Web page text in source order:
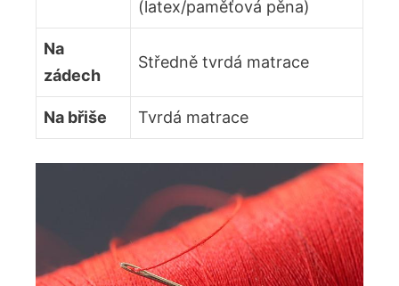
(latex/paměťová pěna)
Na
zádech
Středně tvrdá matrace
Na břiše Tvrdá matrace